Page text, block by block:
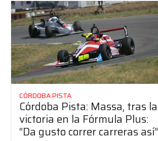
CÓRDOBA PISTA
Córdoba Pista: Massa, tras la
victoria en la Fórmula Plus:
“Da gusto correr carreras así”